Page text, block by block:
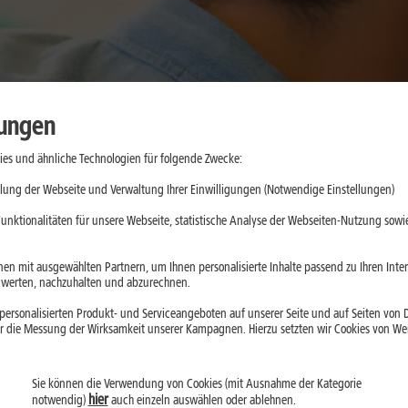
Z Fold8 wurde offiziell vorgestellt. Alle bestätigten Details
bekannt. Trotzdem gibt es bereits mehrere Hinweise auf
was im Vergleich zum Galaxy Z Fold7 realistisch wirkt.
erfährst:
2026 erwartet.
es bisher nicht.
und ähnliche Technologien für folgende Zwecke:
der Webseite und Verwaltung Ihrer Einwilligungen (Notwendige Einstellungen)
für unsere Webseite, statistische Analyse der Webseiten-Nutzung
mit ausgewählten Partnern, um Ihnen personalisierte Inhalte passend zu Ihren
nachzuhalten und abzurechnen.
Produkt- und Serviceangeboten auf unserer Seite und auf Seiten von
Messung der Wirksamkeit unserer Kampagnen. Hierzu setzten wir Cookies von
Sie können die Verwendung von Cookies (mit Ausnahme der Kategorie
notwendig) hierauch einzeln auswählen oder ablehnen.